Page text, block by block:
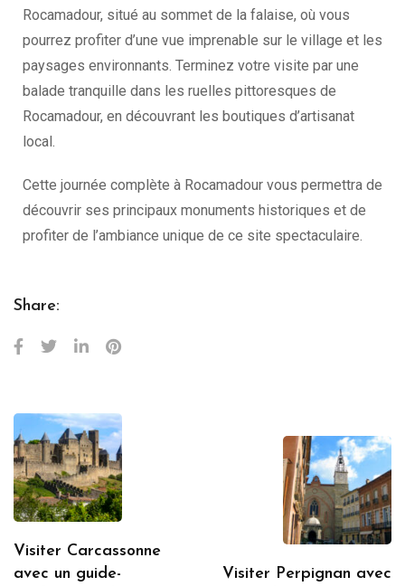
Rocamadour, situé au sommet de la falaise, où vous
pourrez profiter d’une vue imprenable sur le village et les
paysages environnants. Terminez votre visite par une
balade tranquille dans les ruelles pittoresques de
Rocamadour, en découvrant les boutiques d’artisanat
local.
Cette journée complète à Rocamadour vous permettra de
découvrir ses principaux monuments historiques et de
profiter de l’ambiance unique de ce site spectaculaire.
Share:
Visiter Carcassonne
avec un guide-
Visiter Perpignan avec